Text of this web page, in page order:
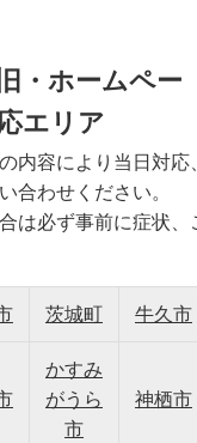
・ホームペー
エリア
内容により当日対応
合わせください。
は必ず事前に症状、
茨城町 牛久市
かすみ
がうら
市
神栖市